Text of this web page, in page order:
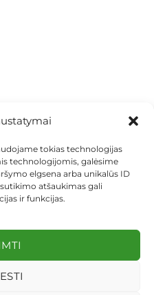
tokias technologijas
technologijomis, galėsime
elgsena arba unikalūs ID
atšaukimas gali
ir funkcijas.
PRIVATUMO POLITIKA
2026 ©dekosodas.lt